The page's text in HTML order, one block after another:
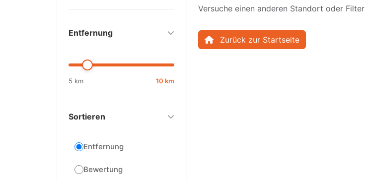
Entfernung
5 km 10 km
Sortieren
Entfernung
Bewertung
Versuche einen anderen Standort oder Filter
Zurück zur Startseite